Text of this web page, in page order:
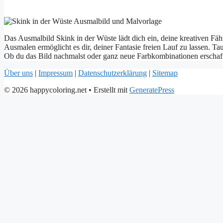
Das Ausmalbild Skink in der Wüste lädt dich ein, deine kreativen
Ausmalen ermöglicht es dir, deiner Fantasie freien Lauf zu lassen.
Ob du das Bild nachmalst oder ganz neue Farbkombinationen
Über uns | Impressum | Datenschutzerklärung | Sitemap
© 2026 happycoloring.net • Erstellt mit GeneratePress